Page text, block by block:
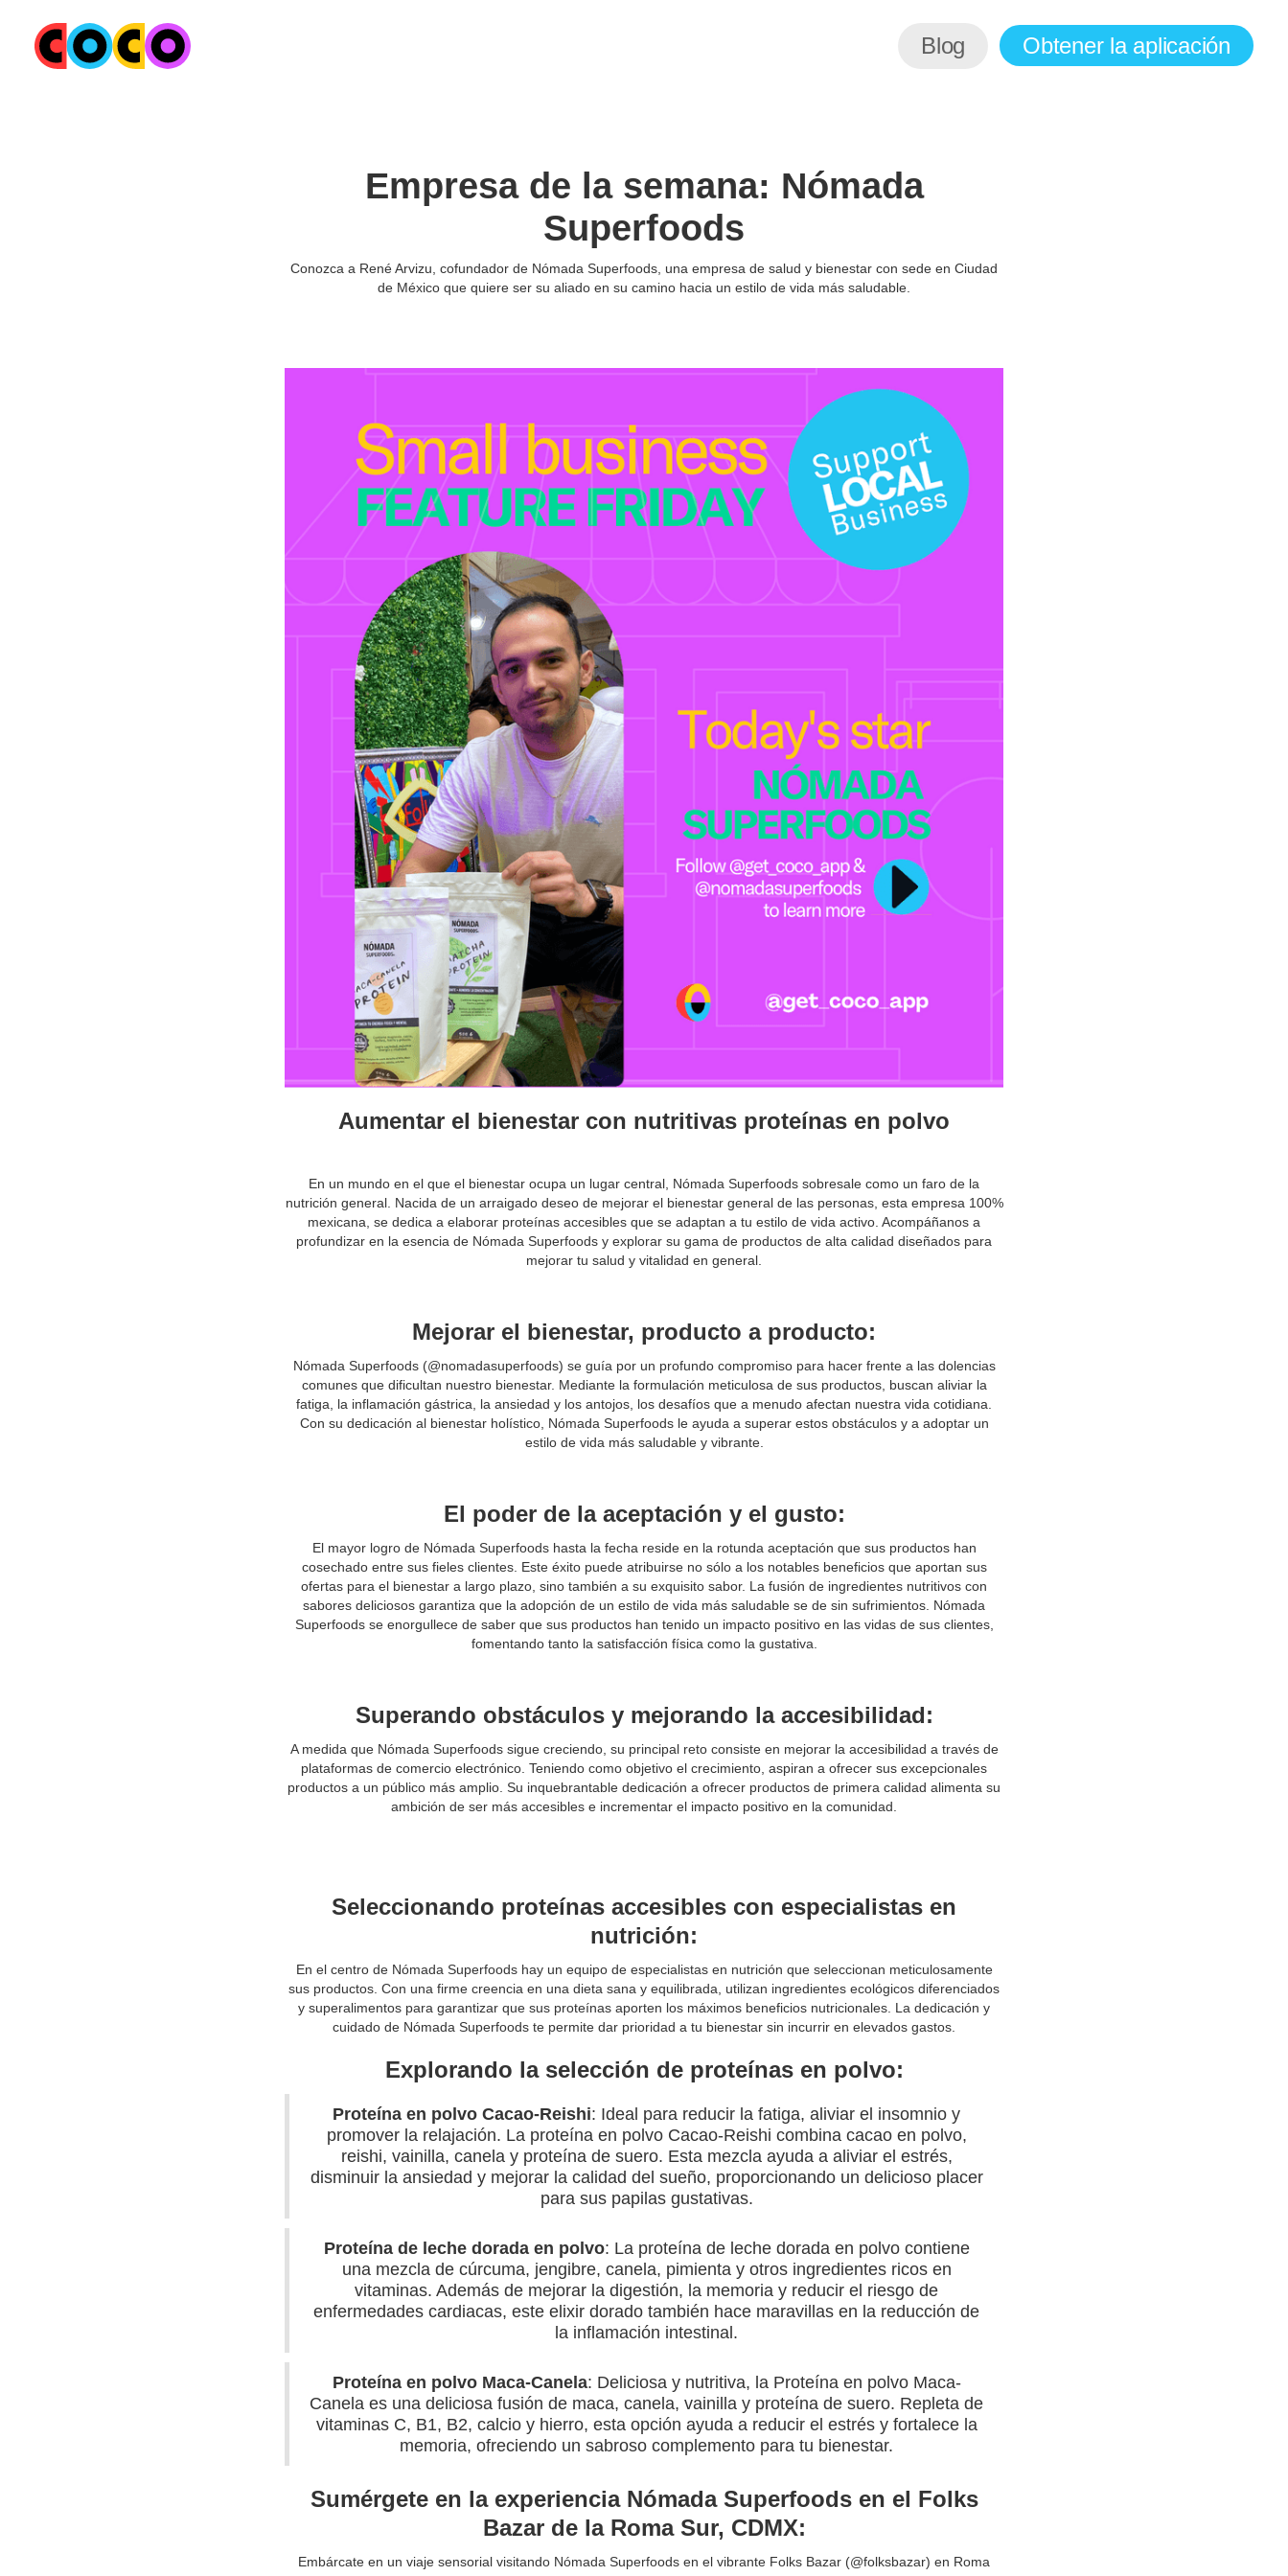
Blog Obtener la aplicación
Empresa de la semana: Nómada
Superfoods
Conozca a René Arvizu, cofundador de Nómada Superfoods, una empresa de salud y bienestar con sede en Ciudad
de México que quiere ser su aliado en su camino hacia un estilo de vida más saludable.
Aumentar el bienestar con nutritivas proteínas en polvo
En un mundo en el que el bienestar ocupa un lugar central, Nómada Superfoods sobresale como un faro de la
nutrición general. Nacida de un arraigado deseo de mejorar el bienestar general de las personas, esta empresa 100%
mexicana, se dedica a elaborar proteínas accesibles que se adaptan a tu estilo de vida activo. Acompáñanos a
profundizar en la esencia de Nómada Superfoods y explorar su gama de productos de alta calidad diseñados para
mejorar tu salud y vitalidad en general.
Mejorar el bienestar, producto a producto:
Nómada Superfoods (@nomadasuperfoods) se guía por un profundo compromiso para hacer frente a las dolencias
comunes que dificultan nuestro bienestar. Mediante la formulación meticulosa de sus productos, buscan aliviar la
fatiga, la inflamación gástrica, la ansiedad y los antojos, los desafíos que a menudo afectan nuestra vida cotidiana.
Con su dedicación al bienestar holístico, Nómada Superfoods le ayuda a superar estos obstáculos y a adoptar un
estilo de vida más saludable y vibrante.
El poder de la aceptación y el gusto:
El mayor logro de Nómada Superfoods hasta la fecha reside en la rotunda aceptación que sus productos han
cosechado entre sus fieles clientes. Este éxito puede atribuirse no sólo a los notables beneficios que aportan sus
ofertas para el bienestar a largo plazo, sino también a su exquisito sabor. La fusión de ingredientes nutritivos con
sabores deliciosos garantiza que la adopción de un estilo de vida más saludable se de sin sufrimientos. Nómada
Superfoods se enorgullece de saber que sus productos han tenido un impacto positivo en las vidas de sus clientes,
fomentando tanto la satisfacción física como la gustativa.
Superando obstáculos y mejorando la accesibilidad:
A medida que Nómada Superfoods sigue creciendo, su principal reto consiste en mejorar la accesibilidad a través de
plataformas de comercio electrónico. Teniendo como objetivo el crecimiento, aspiran a ofrecer sus excepcionales
productos a un público más amplio. Su inquebrantable dedicación a ofrecer productos de primera calidad alimenta su
ambición de ser más accesibles e incrementar el impacto positivo en la comunidad.
Seleccionando proteínas accesibles con especialistas en
nutrición:
En el centro de Nómada Superfoods hay un equipo de especialistas en nutrición que seleccionan meticulosamente
sus productos. Con una firme creencia en una dieta sana y equilibrada, utilizan ingredientes ecológicos diferenciados
y superalimentos para garantizar que sus proteínas aporten los máximos beneficios nutricionales. La dedicación y
cuidado de Nómada Superfoods te permite dar prioridad a tu bienestar sin incurrir en elevados gastos.
Explorando la selección de proteínas en polvo:
Proteína en polvo Cacao-Reishi: Ideal para reducir la fatiga, aliviar el insomnio y
promover la relajación. La proteína en polvo Cacao-Reishi combina cacao en polvo,
reishi, vainilla, canela y proteína de suero. Esta mezcla ayuda a aliviar el estrés,
disminuir la ansiedad y mejorar la calidad del sueño, proporcionando un delicioso placer
para sus papilas gustativas.
Proteína de leche dorada en polvo: La proteína de leche dorada en polvo contiene
una mezcla de cúrcuma, jengibre, canela, pimienta y otros ingredientes ricos en
vitaminas. Además de mejorar la digestión, la memoria y reducir el riesgo de
enfermedades cardiacas, este elixir dorado también hace maravillas en la reducción de
la inflamación intestinal.
Proteína en polvo Maca-Canela: Deliciosa y nutritiva, la Proteína en polvo Maca-
Canela es una deliciosa fusión de maca, canela, vainilla y proteína de suero. Repleta de
vitaminas C, B1, B2, calcio y hierro, esta opción ayuda a reducir el estrés y fortalece la
memoria, ofreciendo un sabroso complemento para tu bienestar.
Sumérgete en la experiencia Nómada Superfoods en el Folks
Bazar de la Roma Sur, CDMX:
Embárcate en un viaje sensorial visitando Nómada Superfoods en el vibrante Folks Bazar (@folksbazar) en Roma